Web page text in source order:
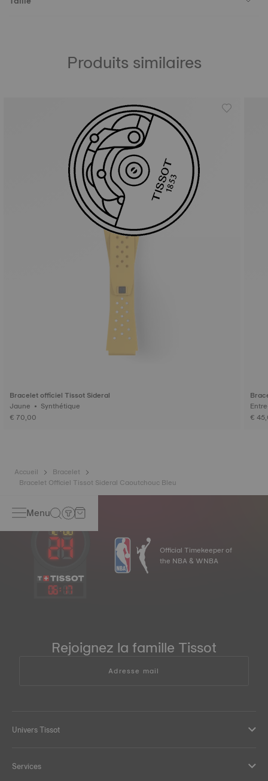
Produits similaires
Bracelet officiel Tissot Sideral
Jaune • Synthétique
€ 70,00
€
Accueil
Bracelet
Bracelet Officiel Tissot Sideral Caoutchouc Bleu
Menu
06: 17
Official Timekeeper of
the NBA & WNBA
Rejoignez la famille Tissot
Adresse mail
Univers Tissot
Services